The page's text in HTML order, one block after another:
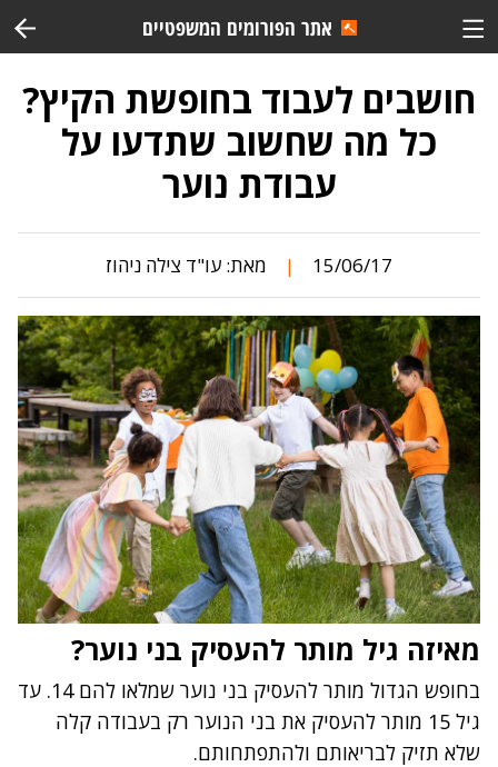
אתר הפורומים המשפטיים
חושבים לעבוד בחופשת הקיץ?
כל מה שחשוב שתדעו על
עבודת נוער
15/06/17
| מאת: עו"ד צילה ניהוז
מאיזה גיל מותר להעסיק בני נוער?
בחופש הגדול מותר להעסיק בני נוער שמלאו להם 14. עד
גיל 15 מותר להעסיק את בני הנוער רק בעבודה קלה
שלא תזיק לבריאותם ולהתפתחותם.